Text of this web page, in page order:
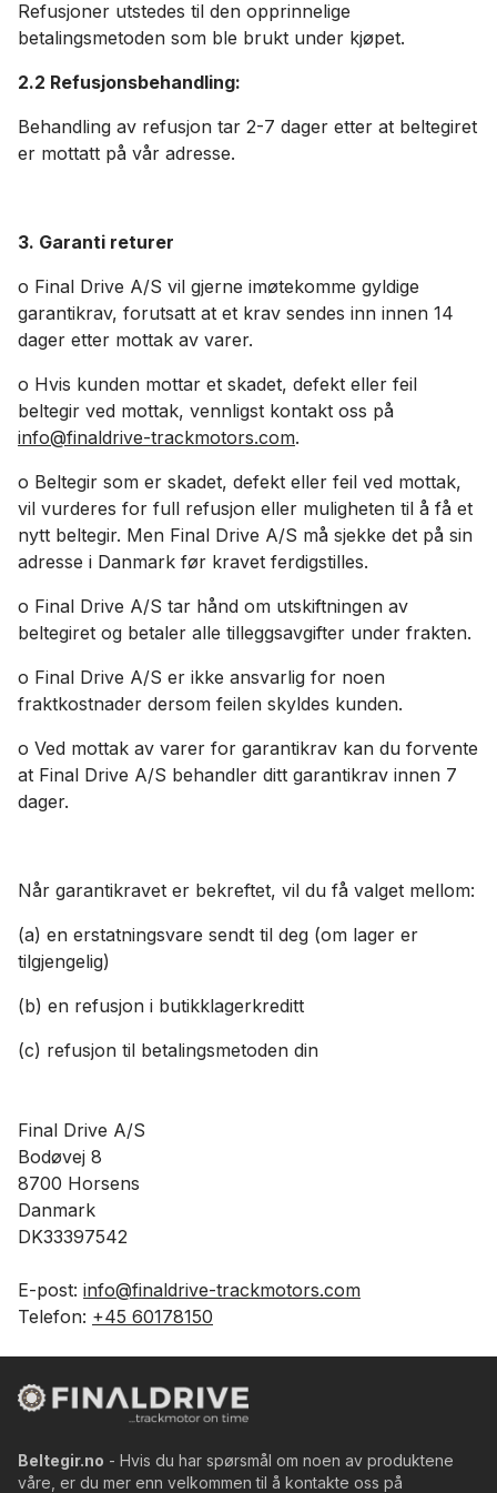
Refusjoner utstedes til den opprinnelige
betalingsmetoden som ble brukt under kjøpet.
2.2 Refusjonsbehandling:
Behandling av refusjon tar 2-7 dager etter at beltegiret
er mottatt på vår adresse.
3. Garanti returer
o Final Drive A/S vil gjerne imøtekomme gyldige
garantikrav, forutsatt at et krav sendes inn innen 14
dager etter mottak av varer.
o Hvis kunden mottar et skadet, defekt eller feil
beltegir ved mottak, vennligst kontakt oss på
info@finaldrive-trackmotors.com.
o Beltegir som er skadet, defekt eller feil ved mottak,
vil vurderes for full refusjon eller muligheten til å få et
nytt beltegir. Men Final Drive A/S må sjekke det på sin
adresse i Danmark før kravet ferdigstilles.
o Final Drive A/S tar hånd om utskiftningen av
beltegiret og betaler alle tilleggsavgifter under frakten.
o Final Drive A/S er ikke ansvarlig for noen
fraktkostnader dersom feilen skyldes kunden.
o Ved mottak av varer for garantikrav kan du forvente
at Final Drive A/S behandler ditt garantikrav innen 7
dager.
Når garantikravet er bekreftet, vil du få valget mellom:
(a) en erstatningsvare sendt til deg (om lager er
tilgjengelig)
(b) en refusjon i butikklagerkreditt
(c) refusjon til betalingsmetoden din
Final Drive A/S
Bodøvej 8
8700 Horsens
Danmark
DK33397542
E-post: info@finaldrive-trackmotors.com
Telefon: +45 60178150
Beltegir.no - Hvis du har spørsmål om noen av produktene
våre, er du mer enn velkommen til å kontakte oss på